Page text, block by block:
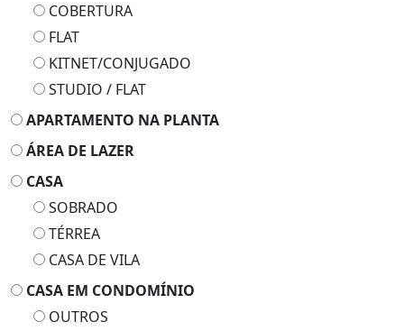
COBERTURA
FLAT
KITNET/CONJUGADO
STUDIO / FLAT
APARTAMENTO NA PLANTA
ÁREA DE LAZER
CASA
SOBRADO
TÉRREA
CASA DE VILA
CASA EM CONDOMÍNIO
OUTROS